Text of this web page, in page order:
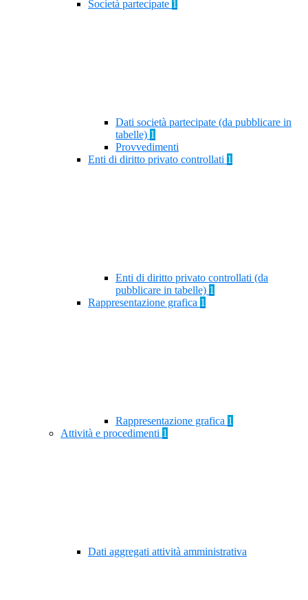
Società partecipate 1
Dati società partecipate (da pubblicare in
tabelle) 1
Provvedimenti
Enti di diritto privato controllati 1
Enti di diritto privato controllati (da
pubblicare in tabelle) 1
Rappresentazione grafica 1
Rappresentazione grafica 1
Attività e procedimenti 1
Dati aggregati attività amministrativa